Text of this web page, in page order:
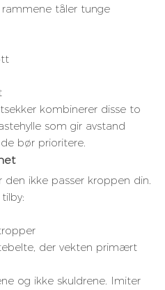
tåler tunge
kombinerer disse to
som gir avstand
bør prioritere.
den ikke passer kroppen din.
der vekten primært
og ikke skuldrene. Imiter